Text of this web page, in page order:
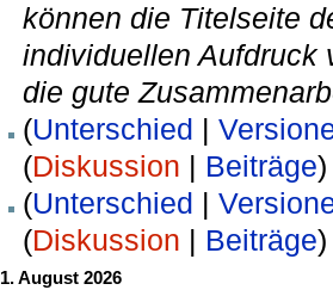
können die Titelseite
individuellen Aufdruck
die gute
(Unterschied
(Diskussion Beiträge)
(Unterschied
(Diskussion Beiträge)
1. August 2026